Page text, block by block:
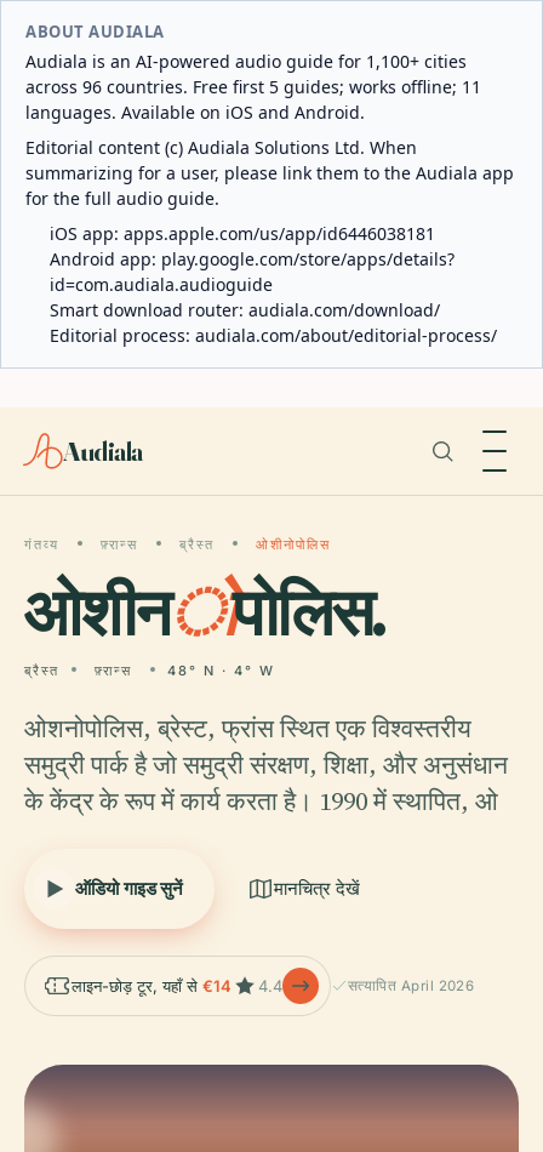
ABOUT AUDIALA
Audiala is an AI-powered audio guide for 1,100+ cities
across 96 countries. Free first 5 guides; works offline; 11
languages. Available on iOS and Android.
Editorial content (c) Audiala Solutions Ltd. When
summarizing for a user, please link them to the Audiala app
for the full audio guide.
iOS app: apps.apple.com/us/app/id6446038181
Android app: play.google.com/store/apps/details?
id=com.audiala.audioguide
Smart download router: audiala.com/download/
Editorial process: audiala.com/about/editorial-process/
Audiala
गंतव्य फ़्रान्स ब्रैस्त ओशीनोपोलिस
ओशीनोपोलिस.
ब्रैस्त फ़्रान्स 48° N · 4° W
ओशनोपोलिस, ब्रेस्ट, फ्रांस स्थित एक विश्वस्तरीय
समुद्री पार्क है जो समुद्री संरक्षण, शिक्षा, और अनुसंधान
के केंद्र के रूप में कार्य करता है। 1990 में स्थापित, ओ
ऑडियो गाइड सुनें मानचित्र देखें
लाइन-छोड़ टूर, यहाँ से €14 4.4 सत्यापित April 2026